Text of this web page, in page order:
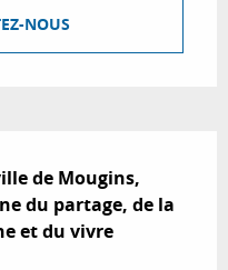
NOUS
de Mougins,
du partage, de la
et du vivre